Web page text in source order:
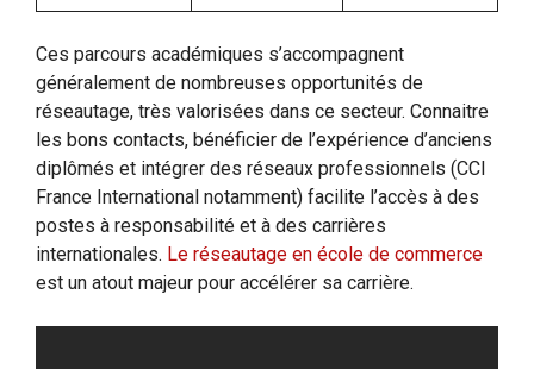
Ces parcours académiques s’accompagnent
généralement de nombreuses opportunités de
réseautage, très valorisées dans ce secteur. Connaitre
les bons contacts, bénéficier de l’expérience d’anciens
diplômés et intégrer des réseaux professionnels (CCI
France International notamment) facilite l’accès à des
postes à responsabilité et à des carrières
internationales. Le réseautage en école de commerce
est un atout majeur pour accélérer sa carrière.